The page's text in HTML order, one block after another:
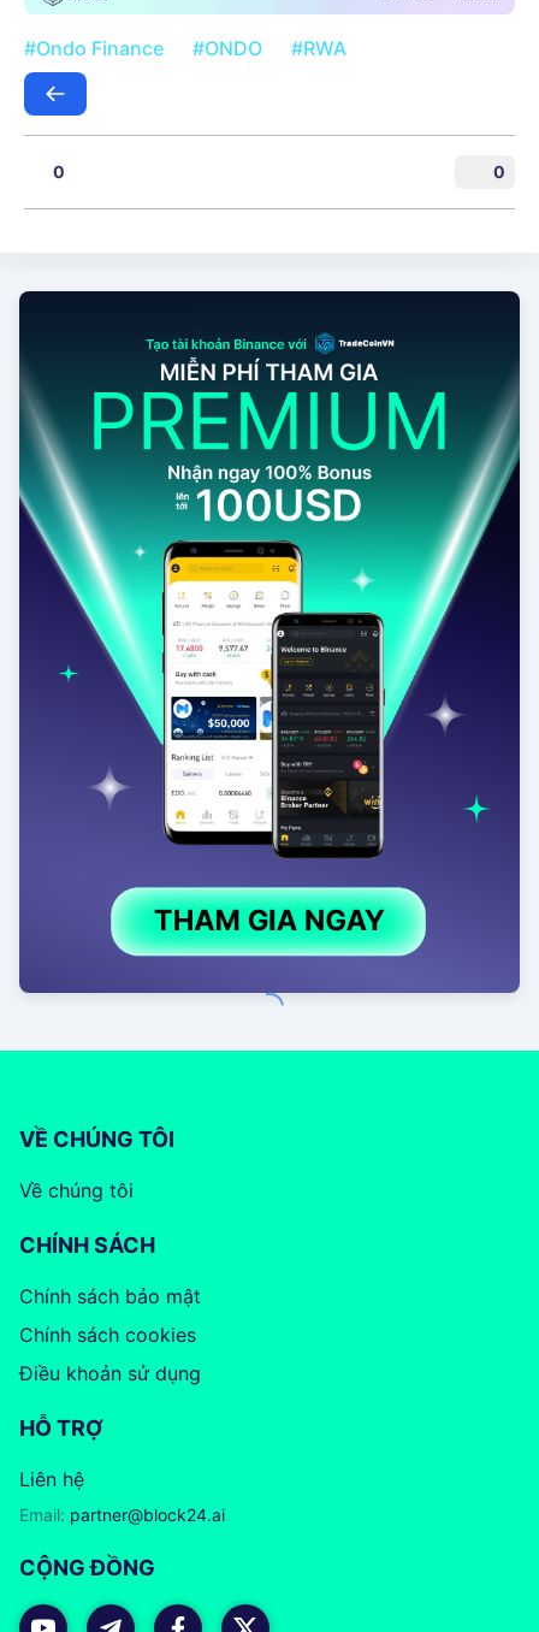
#Ondo Finance #ONDO #RWA
0 0
VỀ CHÚNG TÔI
Về chúng tôi
CHÍNH SÁCH
Chính sách bảo mật
Chính sách cookies
Điều khoản sử dụng
HỖ TRỢ
Liên hệ
Email: partner@block24.ai
CỘNG ĐỒNG